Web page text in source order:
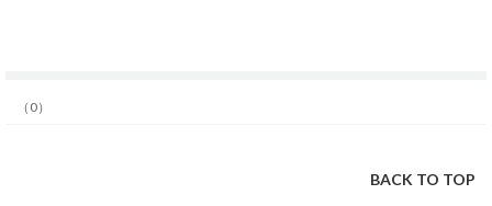
（0）
BACK TO TOP